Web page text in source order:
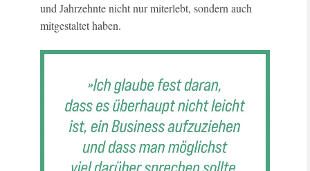
und Jahrzehnte nicht nur miterlebt, sondern auch
mitgestaltet haben.